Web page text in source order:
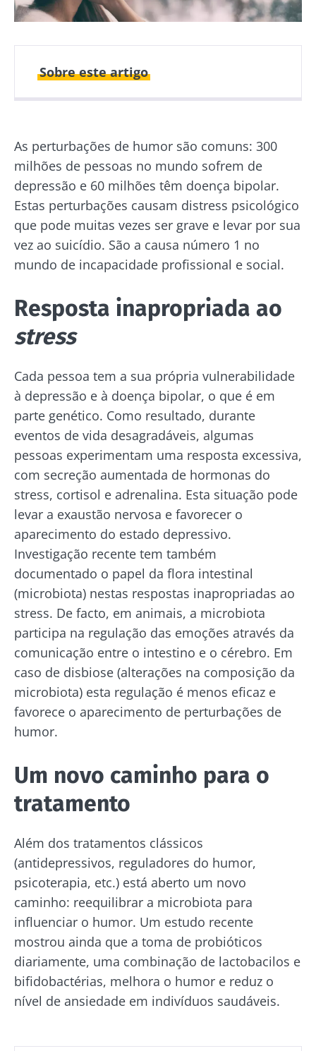
Sobre este artigo
As perturbações de humor são comuns: 300
milhões de pessoas no mundo sofrem de
depressão e 60 milhões têm doença bipolar.
Estas perturbações causam distress psicológico
que pode muitas vezes ser grave e levar por sua
vez ao suicídio. São a causa número 1 no
mundo de incapacidade profissional e social.
Resposta inapropriada ao
stress
Cada pessoa tem a sua própria vulnerabilidade
à depressão e à doença bipolar, o que é em
parte genético. Como resultado, durante
eventos de vida desagradáveis, algumas
pessoas experimentam uma resposta excessiva,
com secreção aumentada de hormonas do
stress, cortisol e adrenalina. Esta situação pode
levar a exaustão nervosa e favorecer o
aparecimento do estado depressivo.
Investigação recente tem também
documentado o papel da flora intestinal
(microbiota) nestas respostas inapropriadas ao
stress. De facto, em animais, a microbiota
participa na regulação das emoções através da
comunicação entre o intestino e o cérebro. Em
caso de disbiose (alterações na composição da
microbiota) esta regulação é menos eficaz e
favorece o aparecimento de perturbações de
humor.
Um novo caminho para o
tratamento
Além dos tratamentos clássicos
(antidepressivos, reguladores do humor,
psicoterapia, etc.) está aberto um novo
caminho: reequilibrar a microbiota para
influenciar o humor. Um estudo recente
mostrou ainda que a toma de probióticos
diariamente, uma combinação de lactobacilos e
bifidobactérias, melhora o humor e reduz o
nível de ansiedade em indivíduos saudáveis.
Fique connosco!
Junte-se à comunidade da microbiota e
receba "The Essential" uma vez por mês para
se manter atualizado com as últimas notícias